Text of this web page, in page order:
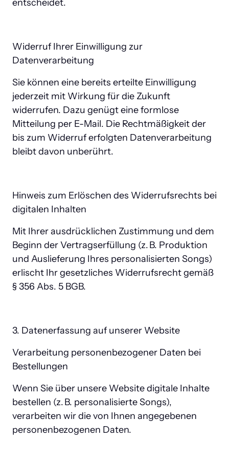
entscheidet.
Widerruf Ihrer Einwilligung zur
Datenverarbeitung
Sie können eine bereits erteilte Einwilligung
jederzeit mit Wirkung für die Zukunft
widerrufen. Dazu genügt eine formlose
Mitteilung per E-Mail. Die Rechtmäßigkeit der
bis zum Widerruf erfolgten Datenverarbeitung
bleibt davon unberührt.
Hinweis zum Erlöschen des Widerrufsrechts bei
digitalen Inhalten
Mit Ihrer ausdrücklichen Zustimmung und dem
Beginn der Vertragserfüllung (z. B. Produktion
und Auslieferung Ihres personalisierten Songs)
erlischt Ihr gesetzliches Widerrufsrecht gemäß
§ 356 Abs. 5 BGB.
3. Datenerfassung auf unserer Website
Verarbeitung personenbezogener Daten bei
Bestellungen
Wenn Sie über unsere Website digitale Inhalte
bestellen (z. B. personalisierte Songs),
verarbeiten wir die von Ihnen angegebenen
personenbezogenen Daten.